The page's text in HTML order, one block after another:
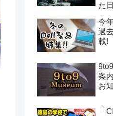
た日
今
過
載!
案
お
「